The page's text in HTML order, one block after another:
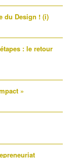
du Design ! (i)
: le retour
»